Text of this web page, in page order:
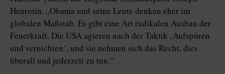
Henrotin. „Obama und seine Leute denken eher im
globalen Maßstab. Es gibt eine Art radikalen Ausbau der
Feuerkraft. Die USA agieren nach der Taktik ‚Aufspüren
und vernichten‘, und sie nehmen sich das Recht, dies
überall und jederzeit zu tun.“